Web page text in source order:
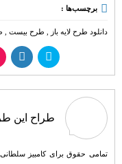
برچسب‌ها :
دانلود طرح لایه باز , طرح بیست ,
طراح این
تمامی حقوق برای کامبیز